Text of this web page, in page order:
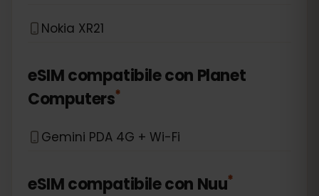
Nokia XR21
eSIM compatibile con Planet
Computers*
Gemini PDA 4G + Wi-Fi
eSIM compatibile con Nuu*